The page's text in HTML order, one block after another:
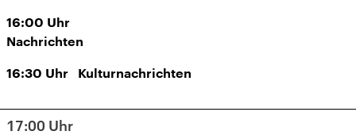
16:00 Uhr
Nachrichten
16:30 Uhr Kulturnachrichten
17:00 Uhr